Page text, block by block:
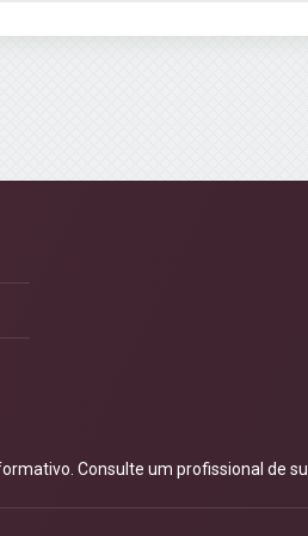
Consulte um profissional de